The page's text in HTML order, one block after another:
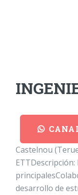
Castelnou
desarrollo de